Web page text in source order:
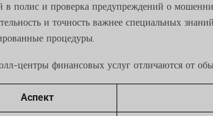
в полис и проверка предупреждений о
и точность важнее специальных
процедуры.
центры финансовых услуг отличаются от
Аспект